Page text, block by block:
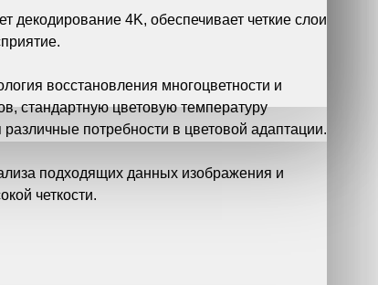
4K, обеспечивает четкие слои
восстановления многоцветности и
стандартную цветовую температуру
потребности в цветовой адаптации.
подходящих данных изображения и
четкости.